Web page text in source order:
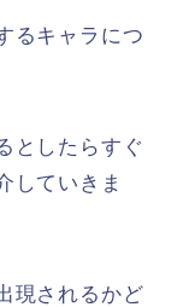
るキャラにつ
としたらすぐ
していきま
現されるかど